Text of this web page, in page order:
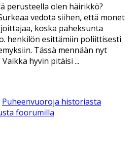
perusteella olen häirikkö?
vedota siihen, että monet
koska paheksunta
henkilön esittämiin poliittisesti
Tässä mennään nyt
hyvin pitäisi ...
Puheenvuoroja historiasta
foorumilla